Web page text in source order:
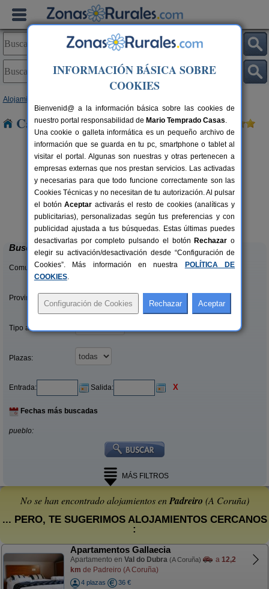
Alojamientos
Casas Rurales cerca de Padreiro
2+1 pers.
desde30 €
A Bughina
Muxía (A Coruña)
Buscar
Comunidades:
Provincias/Islas:
Tipo alquiler:
Plazas:
Entrada: Salida: X
Fechas más buscadas
pueblo:
MÁS FILTROS
No se han encontrado alojamientos enPadreiro (A Coruña)
... PERO, TE SUGERIMOS ALOJAMIENTOS CERCANOS
:
Apartamentos Gallaecia
Apartamento en Val do Dubra (A Coruña) a 12,2
km de Padreiro (A Coruña)
4 plazas
36 €
INFORMACIÓN BÁSICA SOBRE
COOKIES
Bienvenid@ a la información básica sobre las cookies de
nuestro portal responsabilidad de Mario Temprado Casas.
Una cookie o galleta informática es un pequeño archivo de
información que se guarda en tu pc, smartphone o tablet al
visitar el portal. Algunas son nuestras y otras pertenecen a
empresas externas que nos prestan servicios. Las activadas
y necesarias para que todo funcione correctamente son las
Cookies Técnicas y no necesitan de tu autorización. Al pulsar
el botónAceptar activarás el resto de cookies (analíticas y
publicitarias), personalizadas según tus preferencias y con
publicidad ajustada a tus búsquedas. Estas últimas puedes
desactivarlas por completo pulsando el botón Rechazar o
elegir su activación/desactivación desde “Configuración de
Cookies”. Más información en nuestra
POLÍTICA DE
COOKIES.